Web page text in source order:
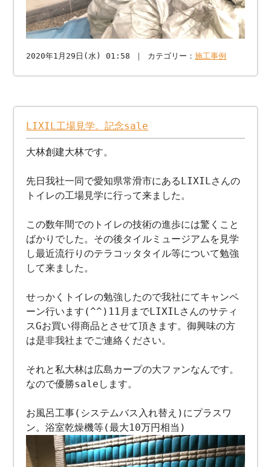
2020年1月29日(水) 01:58 ｜ カテゴリー：施工事例
LIXIL工場見学。記念sale
大林創建大林です。
先日我社一同で愛知県常滑市にあるLIXILさんの
トイレの工場見学に行って来ました。
この数年間でのトイレの技術の進歩には驚くこと
ばかりでした。その後タイルミュージアムを見学
し最近流行りのテラコッタタイル等について勉強
して来ました。
せっかくトイレの勉強したので我社にてキャンペ
ーン行います(^^)11月までLIXILさんのサティ
スGお買い得商品とさせて頂きます。御興味の方
は是非我社までご連絡ください。
それと私大林は広島カープの大ファンなんです。
なので優勝saleします。
お風呂工事(システムバス入れ替え)にプラスワ
ン。浴室乾燥機等(最大10万円相当)